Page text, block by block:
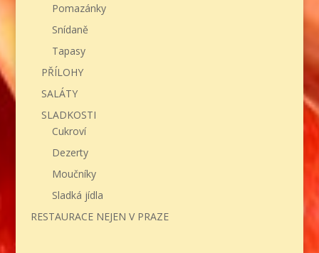
Pomazánky
Snídaně
Tapasy
PŘÍLOHY
SALÁTY
SLADKOSTI
Cukroví
Dezerty
Moučníky
Sladká jídla
RESTAURACE NEJEN V PRAZE